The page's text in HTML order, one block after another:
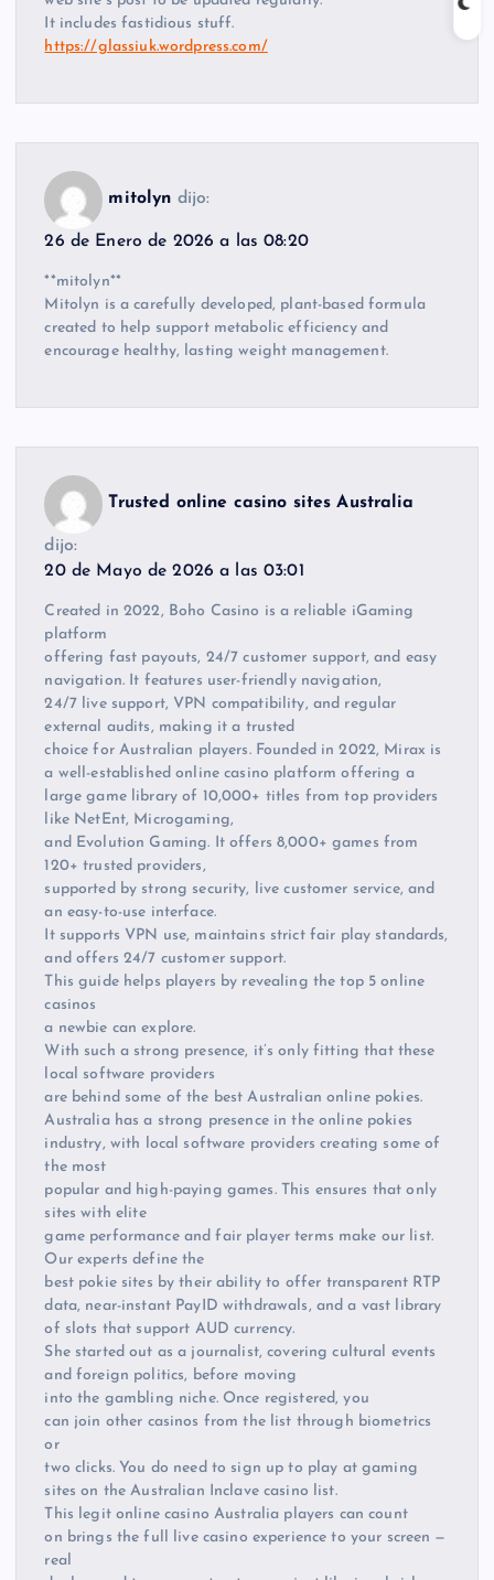
It includes fastidious stuff.
https://glassiuk.wordpress.com/
mitolyn dijo:
26 de Enero de 2026 a las 08:20
**mitolyn**
Mitolyn is a carefully developed, plant-based formula
created to help support metabolic efficiency and
encourage healthy, lasting weight management.
Trusted online casino sites Australia
dijo:
20 de Mayo de 2026 a las 03:01
Created in 2022, Boho Casino is a reliable iGaming
platform
offering fast payouts, 24/7 customer support, and easy
navigation. It features user-friendly navigation,
24/7 live support, VPN compatibility, and regular
external audits, making it a trusted
choice for Australian players. Founded in 2022, Mirax is
a well-established online casino platform offering a
large game library of 10,000+ titles from top providers
like NetEnt, Microgaming,
and Evolution Gaming. It offers 8,000+ games from
120+ trusted providers,
supported by strong security, live customer service, and
an easy-to-use interface.
It supports VPN use, maintains strict fair play standards,
and offers 24/7 customer support.
This guide helps players by revealing the top 5 online
casinos
a newbie can explore.
With such a strong presence, it’s only fitting that these
local software providers
are behind some of the best Australian online pokies.
Australia has a strong presence in the online pokies
industry, with local software providers creating some of
the most
popular and high-paying games. This ensures that only
sites with elite
game performance and fair player terms make our list.
Our experts define the
best pokie sites by their ability to offer transparent RTP
data, near-instant PayID withdrawals, and a vast library
of slots that support AUD currency.
She started out as a journalist, covering cultural events
and foreign politics, before moving
into the gambling niche. Once registered, you
can join other casinos from the list through biometrics
or
two clicks. You do need to sign up to play at gaming
sites on the Australian Inclave casino list.
This legit online casino Australia players can count
on brings the full live casino experience to your screen —
real